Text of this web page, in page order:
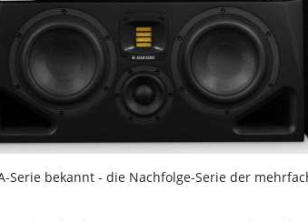
Serie bekannt - die Nachfolge-Serie der